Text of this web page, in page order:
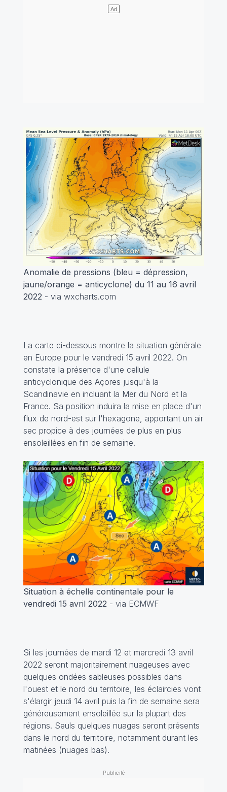
Anomalie de pressions (bleu = dépression,
jaune/orange = anticyclone) du 11 au 16 avril
2022 - via wxcharts.com
La carte ci-dessous montre la situation générale
en Europe pour le vendredi 15 avril 2022. On
constate la présence d'une cellule
anticyclonique des Açores jusqu'à la
Scandinavie en incluant la Mer du Nord et la
France. Sa position induira la mise en place d'un
flux de nord-est sur l'hexagone, apportant un air
sec propice à des journées de plus en plus
ensoleillées en fin de semaine.
Situation à échelle continentale pour le
vendredi 15 avril 2022 - via ECMWF
Si les journées de mardi 12 et mercredi 13 avril
2022 seront majoritairement nuageuses avec
quelques ondées sableuses possibles dans
l'ouest et le nord du territoire, les éclaircies vont
s'élargir jeudi 14 avril puis la fin de semaine sera
généreusement ensoleillée sur la plupart des
régions. Seuls quelques nuages seront présents
dans le nord du territoire, notamment durant les
matinées (nuages bas).